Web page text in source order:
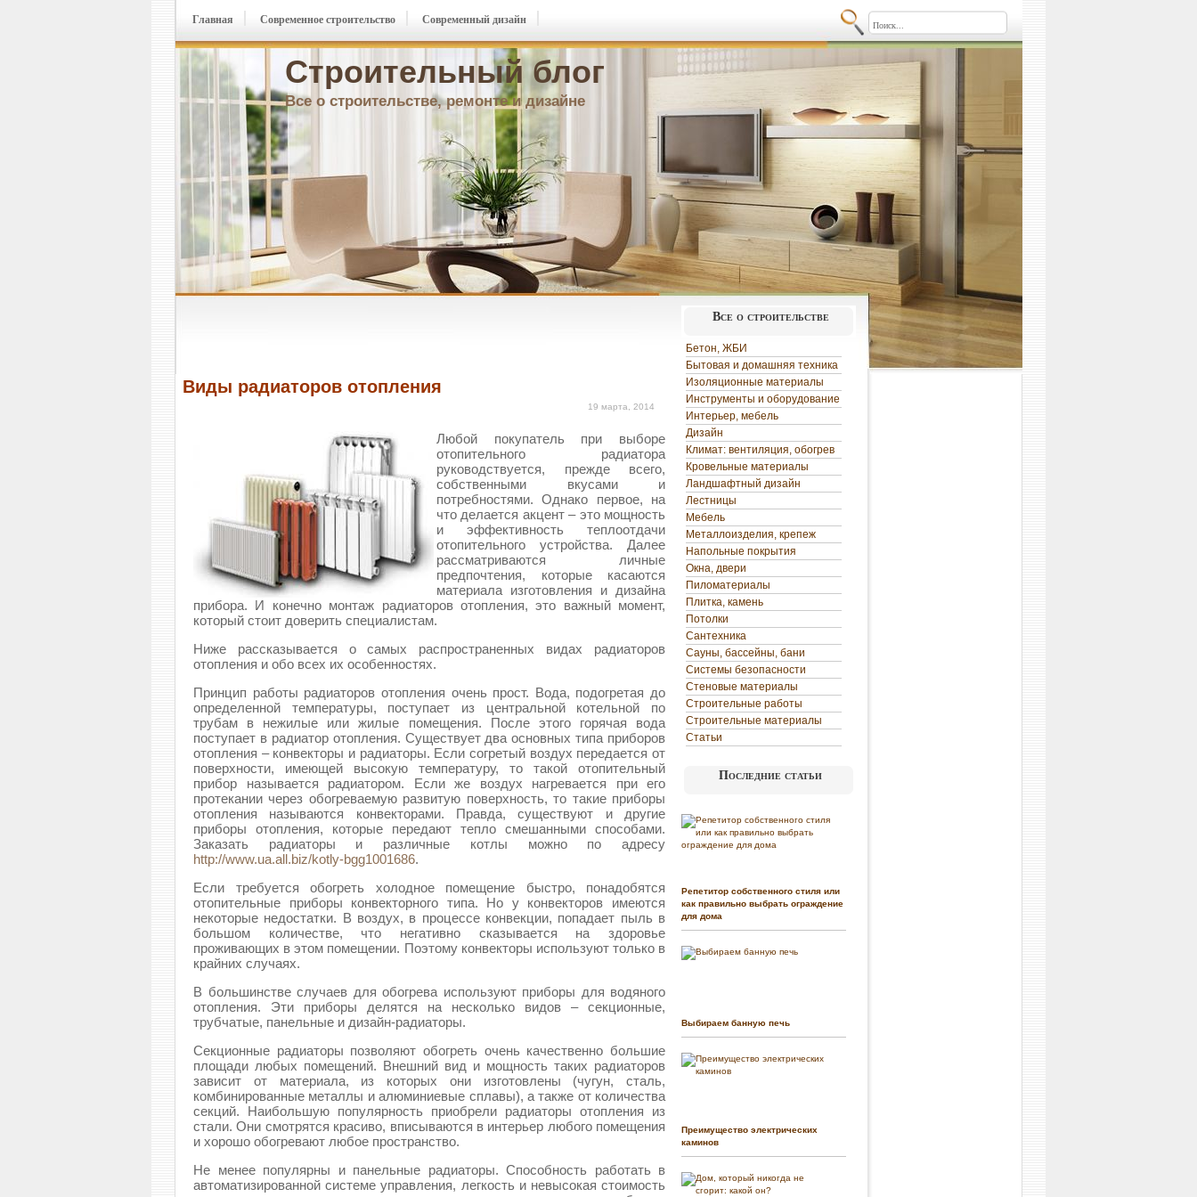
Строительный блог
Все о строительстве, ремонте и дизайне
Главная Современное строительство Современный дизайн
Виды радиаторов отопления
19 марта, 2014
Любой покупатель при выборе
отопительного радиатора
руководствуется, прежде всего,
собственными вкусами и
потребностями. Однако первое, на
что делается акцент – это мощность
и эффективность теплоотдачи
отопительного устройства. Далее
рассматриваются личные
предпочтения, которые касаются
материала изготовления и дизайна
прибора. И конечно монтаж радиаторов отопления, это важный момент,
который стоит доверить специалистам.
Ниже рассказывается о самых распространенных видах радиаторов
отопления и обо всех их особенностях.
Принцип работы радиаторов отопления очень прост. Вода, подогретая до
определенной температуры, поступает из центральной котельной по
трубам в нежилые или жилые помещения. После этого горячая вода
поступает в радиатор отопления. Существует два основных типа приборов
отопления – конвекторы и радиаторы. Если согретый воздух передается от
поверхности, имеющей высокую температуру, то такой отопительный
прибор называется радиатором. Если же воздух нагревается при его
протекании через обогреваемую развитую поверхность, то такие приборы
отопления называются конвекторами. Правда, существуют и другие
приборы отопления, которые передают тепло смешанными способами.
Заказать радиаторы и различные котлы можно по адресу
http://www.ua.all.biz/kotly-bgg1001686.
Если требуется обогреть холодное помещение быстро, понадобятся
отопительные приборы конвекторного типа. Но у конвекторов имеются
некоторые недостатки. В воздух, в процессе конвекции, попадает пыль в
большом количестве, что негативно сказывается на здоровье
проживающих в этом помещении. Поэтому конвекторы используют только в
крайних случаях.
В большинстве случаев для обогрева используют приборы для водяного
отопления. Эти приборы делятся на несколько видов – секционные,
трубчатые, панельные и дизайн-радиаторы.
Секционные радиаторы позволяют обогреть очень качественно большие
площади любых помещений. Внешний вид и мощность таких радиаторов
зависит от материала, из которых они изготовлены (чугун, сталь,
комбинированные металлы и алюминиевые сплавы), а также от количества
секций. Наибольшую популярность приобрели радиаторы отопления из
стали. Они смотрятся красиво, вписываются в интерьер любого помещения
и хорошо обогревают любое пространство.
Не менее популярны и панельные радиаторы. Способность работать в
автоматизированной системе управления, легкость и невысокая стоимость
Все о строительстве
Бетон, ЖБИ
Бытовая и домашняя техника
Изоляционные материалы
Инструменты и оборудование
Интерьер, мебель
Дизайн
Климат: вентиляция, обогрев
Кровельные материалы
Ландшафтный дизайн
Лестницы
Мебель
Металлоизделия, крепеж
Напольные покрытия
Окна, двери
Пиломатериалы
Плитка, камень
Потолки
Сантехника
Сауны, бассейны, бани
Системы безопасности
Стеновые материалы
Строительные работы
Строительные материалы
Статьи
Последние статьи
Репетитор собственного стиля или
как правильно выбрать ограждение
для дома
Выбираем банную печь
Преимущество электрических
каминов